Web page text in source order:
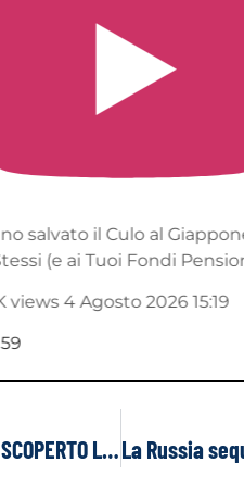
NOTIZIA DELL’ULTIM’ORA: L’FDA HA SCOPERTO L’INFLUENZA AVIARIA NEL LATTE DEI NEGOZI DI ALIMENTARI
il Culo al Giappone, a
ai Tuoi Fondi Pensione)
4 Agosto 2026 15:19